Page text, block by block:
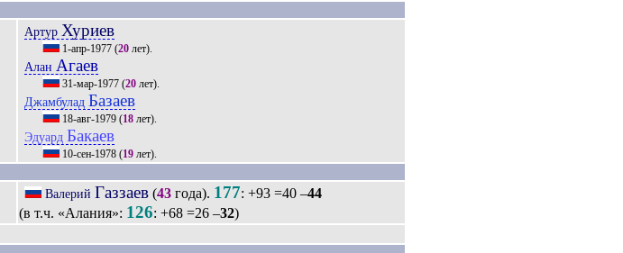
Артур Хуриев
1-апр-1977 (20 лет).
Алан Агаев
31-мар-1977 (20 лет).
Джамбулад Базаев
18-авг-1979 (18 лет).
Эдуард Бакаев
10-сен-1978 (19 лет).
Валерий Газзаев (43 года). 177: +93 =40 –44
(в т.ч. «Алания»: 126: +68 =26 –32)